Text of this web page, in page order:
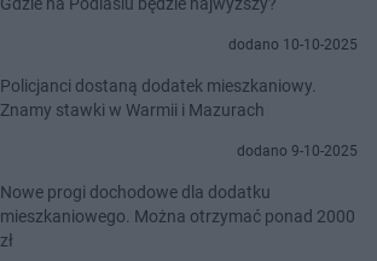
dodano 10-10-2025
Policjanci dostaną dodatek mieszkaniowy.
Znamy stawki w Warmii i Mazurach
dodano 9-10-2025
Nowe progi dochodowe dla dodatku
mieszkaniowego. Można otrzymać ponad 2000
zł